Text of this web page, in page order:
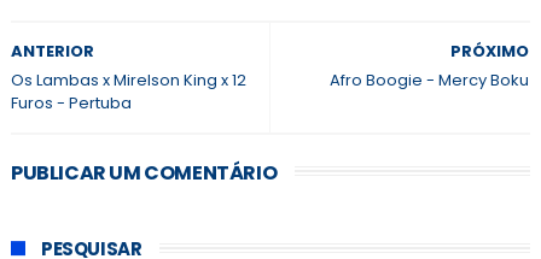
PRÓXIMO
Afro Boogie - Mercy Boku
ANTERIOR
Os Lambas x Mirelson King x 12
Furos - Pertuba
PUBLICAR UM COMENTÁRIO
PESQUISAR